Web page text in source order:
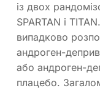
із двох
SPARTAN і
випадково
андроген-
або андроген-
плацебо.